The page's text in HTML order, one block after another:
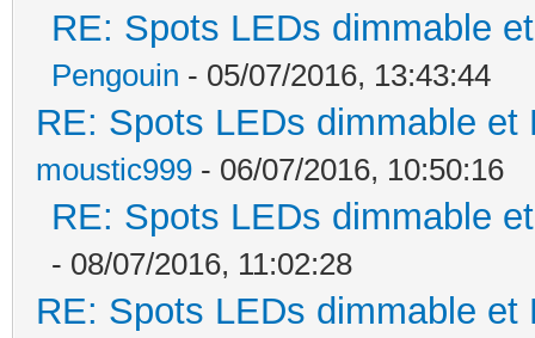
RE: Spots LEDs dimmable
Pengouin - 05/07/2016, 13:43:44
RE: Spots LEDs dimmable
moustic999 - 06/07/2016, 10:50:16
RE: Spots LEDs dimmable
- 08/07/2016, 11:02:28
RE: Spots LEDs dimmable